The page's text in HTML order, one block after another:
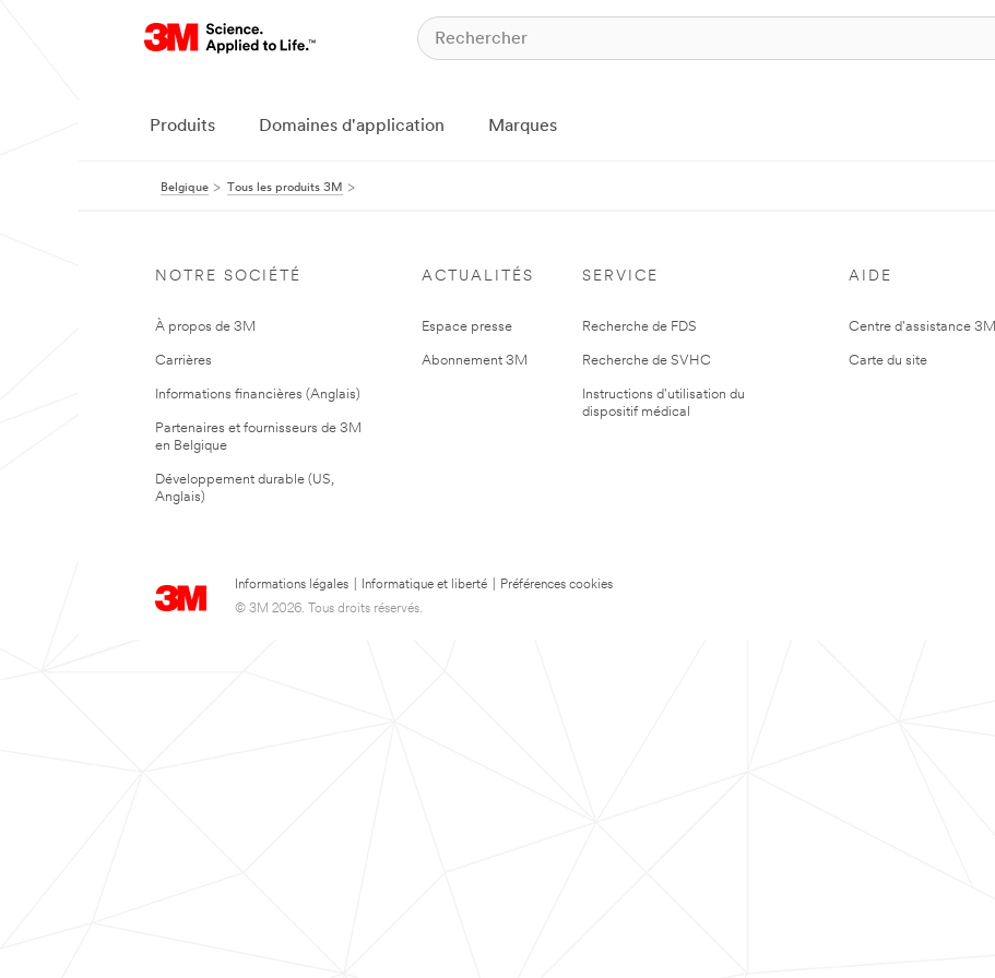
Produits Domaines d'application Marques
Belgique Tous les produits 3M
NOTRE SOCIÉTÉ
À propos de 3M
Carrières
Informations financières (Anglais)
Partenaires et fournisseurs de 3M
en Belgique
Développement durable (US,
Anglais)
ACTUALITÉS
Espace presse
Abonnement 3M
SERVICE
Recherche de FDS
Recherche de SVHC
Instructions d'utilisation du
dispositif médical
AIDE
Centre d'assistance 3M
Carte du site
Informations légales Informatique et liberté
Préférences cookies
© 3M 2026. Tous droits réservés.